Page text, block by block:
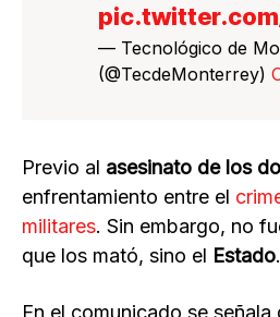
— Tecnológico de
(@TecdeMonterrey)
Previo al asesinato de los
enfrentamiento entre el
militares. Sin embargo, no
que los mató, sino el Estado.
En el comunicado se